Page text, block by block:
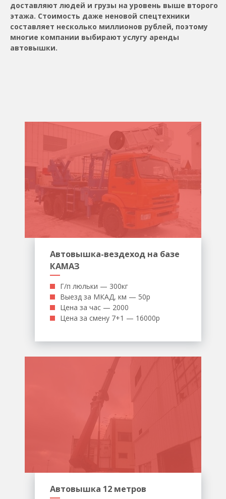
доставляют людей и грузы на уровень выше второго
этажа. Стоимость даже неновой спецтехники
составляет несколько миллионов рублей, поэтому
многие компании выбирают услугу аренды
автовышки.
Автовышка-вездеход на базе
КАМАЗ
Г/п люльки — 300кг
Выезд за МКАД, км — 50р
Цена за час — 2000
Цена за смену 7+1 — 16000р
Автовышка 12 метров